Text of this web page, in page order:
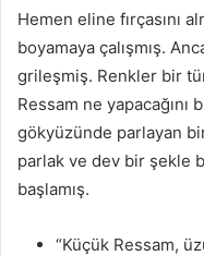
Hemen eline fırçasını
boyamaya çalışmış.
grileşmiş. Renkler bir
Ressam ne yapacağını
gökyüzünde parlayan
parlak ve dev bir şekle
başlamış.
“Küçük Ressam,